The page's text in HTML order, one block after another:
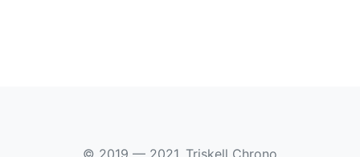
© 2019 — 2021, Triskell Chrono